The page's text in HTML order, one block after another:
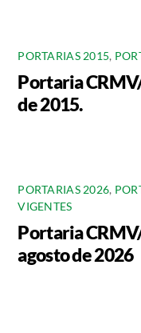
PORTARIAS 2015,
Portaria
de 2015.
PORTARIAS 2026,
VIGENTES
Portaria
agosto de 2026